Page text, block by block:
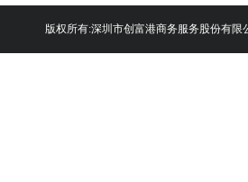
版权所有:深圳市创富港商务服务股份有